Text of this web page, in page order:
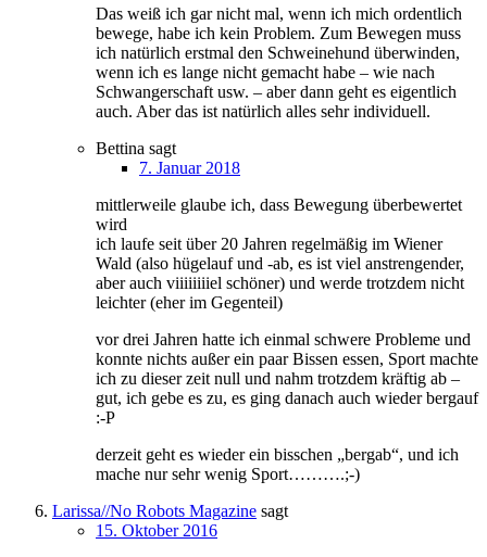
Das weiß ich gar nicht mal, wenn ich mich ordentlich
bewege, habe ich kein Problem. Zum Bewegen muss
ich natürlich erstmal den Schweinehund überwinden,
wenn ich es lange nicht gemacht habe – wie nach
Schwangerschaft usw. – aber dann geht es eigentlich
auch. Aber das ist natürlich alles sehr individuell.
Bettina sagt
7. Januar 2018
mittlerweile glaube ich, dass Bewegung überbewertet
wird
ich laufe seit über 20 Jahren regelmäßig im Wiener
Wald (also hügelauf und -ab, es ist viel anstrengender,
aber auch viiiiiiiiel schöner) und werde trotzdem nicht
leichter (eher im Gegenteil)
vor drei Jahren hatte ich einmal schwere Probleme und
konnte nichts außer ein paar Bissen essen, Sport machte
ich zu dieser zeit null und nahm trotzdem kräftig ab –
gut, ich gebe es zu, es ging danach auch wieder bergauf
:-P
derzeit geht es wieder ein bisschen „bergab“, und ich
mache nur sehr wenig Sport……….;-)
Larissa//No Robots Magazine sagt
15. Oktober 2016